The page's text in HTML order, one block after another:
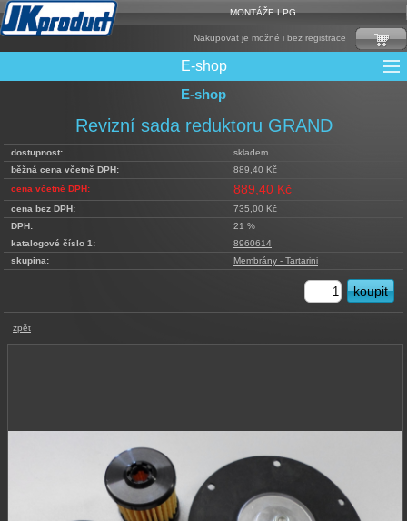
MONTÁŽE LPG
Nakupovat je možné i bez registrace
E-shop
CNG Nádrže
Elektronika + Emulátory
Filtry + Membrány
LPG Nádrže
Mixy + protizášlehové klapky
Multiventily + příslušenství
Ochrana Motoru
Přepínače
Rámy nádrží
Redukce plnění
Reduktory
Řídící jednotky + Testry
Sady + vstřikovače
Spojovací Materiál
Spotřební materiál
Trubky a Hadice
Ventily
E-shop
Revizní sada reduktoru GRAND
dostupnost:
skladem
běžná cena včetně DPH:
889,40 Kč
cena včetně DPH:
889,40 Kč
cena bez DPH:
735,00 Kč
DPH:
21 %
katalogové číslo 1:
8960614
skupina:
Membrány - Tartarini
zpět